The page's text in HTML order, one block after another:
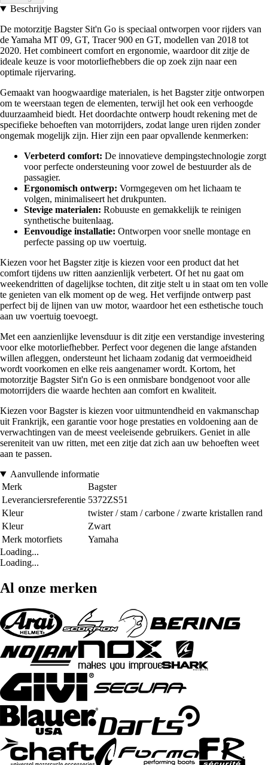
Beschrijving
De motorzitje Bagster Sit'n Go is speciaal ontworpen voor rijders van
de Yamaha MT 09, GT, Tracer 900 en GT, modellen van 2018 tot
2020. Het combineert comfort en ergonomie, waardoor dit zitje de
ideale keuze is voor motorliefhebbers die op zoek zijn naar een
optimale rijervaring.
Gemaakt van hoogwaardige materialen, is het Bagster zitje ontworpen
om te weerstaan tegen de elementen, terwijl het ook een verhoogde
duurzaamheid biedt. Het doordachte ontwerp houdt rekening met de
specifieke behoeften van motorrijders, zodat lange uren rijden zonder
ongemak mogelijk zijn. Hier zijn een paar opvallende kenmerken:
Verbeterd comfort: De innovatieve dempingstechnologie zorgt
voor perfecte ondersteuning voor zowel de bestuurder als de
passagier.
Ergonomisch ontwerp: Vormgegeven om het lichaam te
volgen, minimaliseert het drukpunten.
Stevige materialen: Robuuste en gemakkelijk te reinigen
synthetische buitenlaag.
Eenvoudige installatie: Ontworpen voor snelle montage en
perfecte passing op uw voertuig.
Kiezen voor het Bagster zitje is kiezen voor een product dat het
comfort tijdens uw ritten aanzienlijk verbetert. Of het nu gaat om
weekendritten of dagelijkse tochten, dit zitje stelt u in staat om ten volle
te genieten van elk moment op de weg. Het verfijnde ontwerp past
perfect bij de lijnen van uw motor, waardoor het een esthetische touch
aan uw voertuig toevoegt.
Met een aanzienlijke levensduur is dit zitje een verstandige investering
voor elke motorliefhebber. Perfect voor degenen die lange afstanden
willen afleggen, ondersteunt het lichaam zodanig dat vermoeidheid
wordt voorkomen en elke reis aangenamer wordt. Kortom, het
motorzitje Bagster Sit'n Go is een onmisbare bondgenoot voor alle
motorrijders die waarde hechten aan comfort en kwaliteit.
Kiezen voor Bagster is kiezen voor uitmuntendheid en vakmanschap
uit Frankrijk, een garantie voor hoge prestaties en voldoening aan de
verwachtingen van de meest veeleisende gebruikers. Geniet in alle
sereniteit van uw ritten, met een zitje dat zich aan uw behoeften weet
aan te passen.
Aanvullende informatie
Merk
Bagster
Leveranciersreferentie 5372ZS51
Kleur
twister / stam / carbone / zwarte kristallen rand
Kleur
Zwart
Merk motorfiets
Yamaha
Loading...
Loading...
Al onze merken